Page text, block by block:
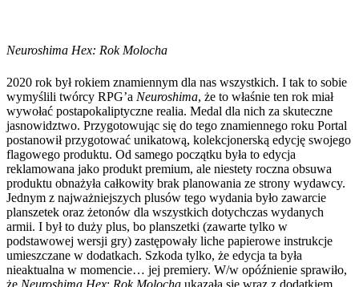
Neuroshima Hex: Rok Molocha
2020 rok był rokiem znamiennym dla nas wszystkich. I tak to sobie
wymyślili twórcy RPG’a Neuroshima, że to właśnie ten rok miał
wywołać postapokaliptyczne realia. Medal dla nich za skuteczne
jasnowidztwo. Przygotowując się do tego znamiennego roku Portal
postanowił przygotować unikatową, kolekcjonerską edycję swojego
flagowego produktu. Od samego początku była to edycja
reklamowana jako produkt premium, ale niestety roczna obsuwa
produktu obnażyła całkowity brak planowania ze strony wydawcy.
Jednym z najważniejszych plusów tego wydania było zawarcie
planszetek oraz żetonów dla wszystkich dotychczas wydanych
armii. I był to duży plus, bo planszetki (zawarte tylko w
podstawowej wersji gry) zastępowały liche papierowe instrukcje
umieszczane w dodatkach. Szkoda tylko, że edycja ta była
nieaktualna w momencie… jej premiery. W/w opóźnienie sprawiło,
że Neuroshima Hex: Rok Molocha ukazała się wraz z dodatkiem